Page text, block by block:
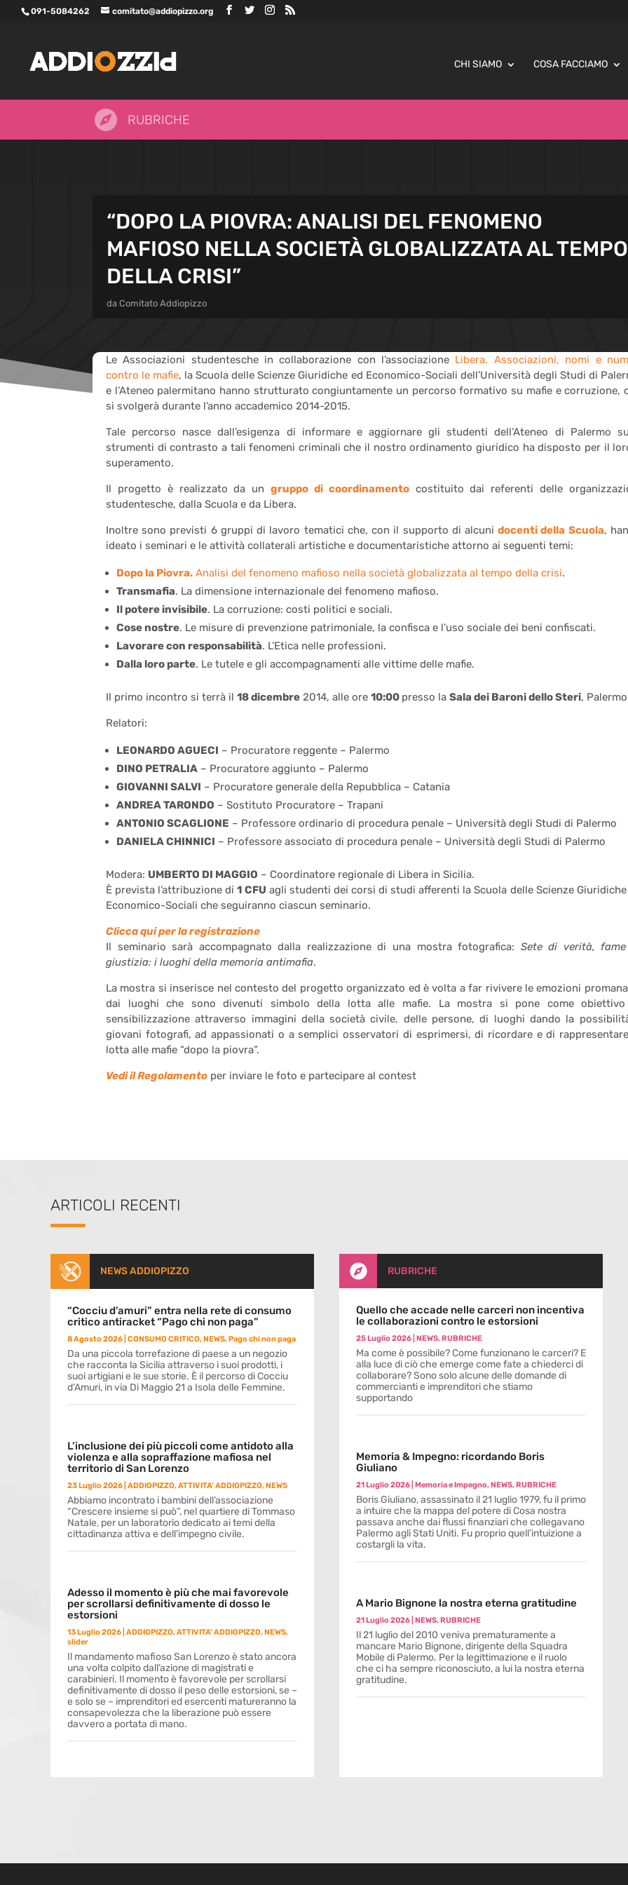
091-5084262 comitato@addiopizzo.org
CHI SIAMO COSA FACCIAMO
 RUBRICHE
“DOPO LA PIOVRA: ANALISI DEL FENOMENO
MAFIOSO NELLA SOCIETÀ GLOBALIZZATA AL TEMPO
DELLA CRISI”
da Comitato Addiopizzo
Le Associazioni studentesche in collaborazione con l’associazione Libera. Associazioni, nomi e
contro le mafie, la Scuola delle Scienze Giuridiche ed Economico-Sociali dell’Università degli Studi di
e l’Ateneo palermitano hanno strutturato congiuntamente un percorso formativo su mafie e corruzione,
si svolgerà durante l’anno accademico 2014-2015.
Tale percorso nasce dall’esigenza di informare e aggiornare gli studenti dell’Ateneo di Palermo
strumenti di contrasto a tali fenomeni criminali che il nostro ordinamento giuridico ha disposto per il
superamento.
Il progetto è realizzato da ungruppo di coordinamentocostituito dai referenti delle
studentesche, dalla Scuola e da Libera.
Inoltre sono previsti 6 gruppi di lavoro tematici che, con il supporto di alcunidocenti della Scuola,
ideato i seminari e le attività collaterali artistiche e documentaristiche attorno ai seguenti temi:
Dopo la Piovra. Analisi del fenomeno mafioso nella società globalizzata al tempo della crisi.
Transmafia. La dimensione internazionale del fenomeno mafioso.
Il potere invisibile. La corruzione: costi politici e sociali.
Cose nostre. Le misure di prevenzione patrimoniale, la confisca e l’uso sociale dei beni confiscati.
Lavorare con responsabilità. L’Etica nelle professioni.
Dalla loro parte. Le tutele e gli accompagnamenti alle vittime delle mafie.
Il primo incontro si terrà il 18 dicembre 2014, alle ore 10:00 presso la Sala dei Baroni dello Steri, Palermo
Relatori:
LEONARDO AGUECI – Procuratore reggente – Palermo
DINO PETRALIA – Procuratore aggiunto – Palermo
GIOVANNI SALVI – Procuratore generale della Repubblica – Catania
ANDREA TARONDO – Sostituto Procuratore – Trapani
ANTONIO SCAGLIONE – Professore ordinario di procedura penale – Università degli Studi di Palermo
DANIELA CHINNICI – Professore associato di procedura penale – Università degli Studi di Palermo
Modera: UMBERTO DI MAGGIO – Coordinatore regionale di Libera in Sicilia.
È prevista l’attribuzione di1 CFU agli studenti dei corsi di studi afferenti la Scuola delle Scienze
Economico-Sociali che seguiranno ciascun seminario.
Clicca qui per la registrazione
Il seminario sarà accompagnato dalla realizzazione di una mostra fotografica: Sete di verità,
giustizia: i luoghi della memoria antimafia.
La mostra si inserisce nel contesto del progetto organizzato ed è volta a far rivivere le emozioni
dai luoghi che sono divenuti simbolo della lotta alle mafie. La mostra si pone come
sensibilizzazione attraverso immagini della società civile, delle persone, di luoghi dando la
giovani fotografi, ad appassionati o a semplici osservatori di esprimersi, di ricordare e di
lotta alle mafie “dopo la piovra”.
Vedi il Regolamento per inviare le foto e partecipare al contest
ARTICOLI RECENTI
NEWS ADDIOPIZZO
“Cocciu d’amuri” entra nella rete di consumo
critico antiracket “Pago chi non paga”
8 Agosto 2026 CONSUMO CRITICO,NEWS,Pago chi non paga
Da una piccola torrefazione di paese a un negozio
che racconta la Sicilia attraverso i suoi prodotti, i
suoi artigiani e le sue storie. È il percorso di Cocciu
d’Amuri, in via Di Maggio 21 a Isola delle Femmine.
L’inclusione dei più piccoli come antidoto alla
violenza e alla sopraffazione mafiosa nel
territorio di San Lorenzo
23 Luglio 2026 ADDIOPIZZO,ATTIVITA' ADDIOPIZZO,NEWS
Abbiamo incontrato i bambini dell’associazione
“Crescere insieme si può”, nel quartiere di Tommaso
Natale, per un laboratorio dedicato ai temi della
cittadinanza attiva e dell’impegno civile.
Adesso il momento è più che mai favorevole
per scrollarsi definitivamente di dosso le
estorsioni
13 Luglio 2026 ADDIOPIZZO,ATTIVITA' ADDIOPIZZO,NEWS,
slider
Il mandamento mafioso San Lorenzo è stato ancora
una volta colpito dall’azione di magistrati e
carabinieri. Il momento è favorevole per scrollarsi
definitivamente di dosso il peso delle estorsioni, se –
e solo se – imprenditori ed esercenti matureranno la
consapevolezza che la liberazione può essere
davvero a portata di mano.
 RUBRICHE
Quello che accade nelle carceri non incentiva
le collaborazioni contro le estorsioni
25 Luglio 2026| NEWS,RUBRICHE
Ma come è possibile? Come funzionano le carceri? E
alla luce di ciò che emerge come fate a chiederci di
collaborare? Sono solo alcune delle domande di
commercianti e imprenditori che stiamo
supportando
Memoria & Impegno: ricordando Boris
Giuliano
21 Luglio 2026| Memoria e Impegno,NEWS,RUBRICHE
Boris Giuliano, assassinato il 21 luglio 1979, fu il primo
a intuire che la mappa del potere di Cosa nostra
passava anche dai flussi finanziari che collegavano
Palermo agli Stati Uniti. Fu proprio quell’intuizione a
costargli la vita.
A Mario Bignone la nostra eterna gratitudine
21 Luglio 2026| NEWS,RUBRICHE
Il 21 luglio del 2010 veniva prematuramente a
mancare Mario Bignone, dirigente della Squadra
Mobile di Palermo. Per la legittimazione e il ruolo
che ci ha sempre riconosciuto, a lui la nostra eterna
gratitudine.